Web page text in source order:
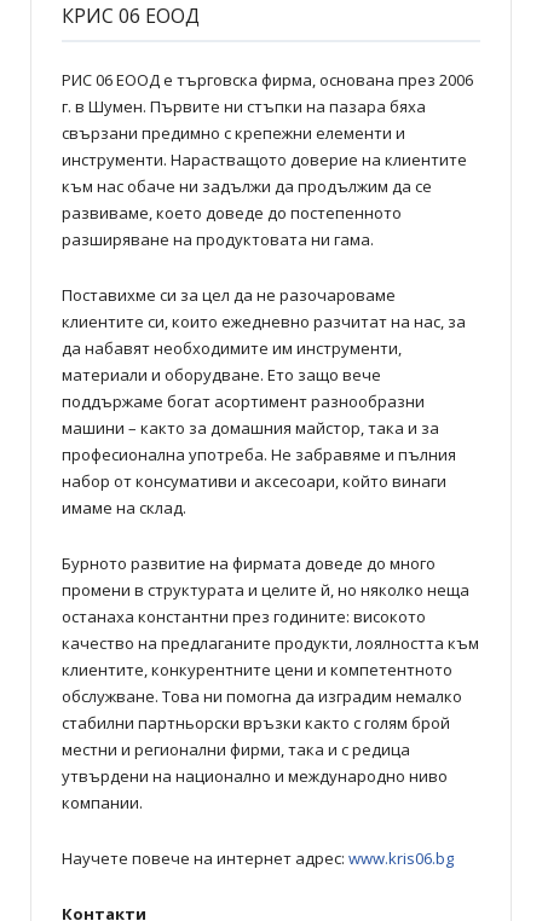
КРИС 06 ЕООД
РИС 06 ЕООД е търговска фирма, основана през 2006
г. в Шумен. Първите ни стъпки на пазара бяха
свързани предимно с крепежни елементи и
инструменти. Нарастващото доверие на клиентите
към нас обаче ни задължи да продължим да се
развиваме, което доведе до постепенното
разширяване на продуктовата ни гама.
Поставихме си за цел да не разочароваме
клиентите си, които ежедневно разчитат на нас, за
да набавят необходимите им инструменти,
материали и оборудване. Ето защо вече
поддържаме богат асортимент разнообразни
машини – както за домашния майстор, така и за
професионална употреба. Не забравяме и пълния
набор от консумативи и аксесоари, който винаги
имаме на склад.
Бурното развитие на фирмата доведе до много
промени в структурата и целите й, но няколко неща
останаха константни през годините: високото
качество на предлаганите продукти, лоялността към
клиентите, конкурентните цени и компетентното
обслужване. Това ни помогна да изградим немалко
стабилни партньорски връзки както с голям брой
местни и регионални фирми, така и с редица
утвърдени на национално и международно ниво
компании.
Научете повече на интернет адрес: www.kris06.bg
Контакти